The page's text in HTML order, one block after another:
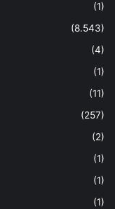
(1)
(8.543)
(4)
(1)
(11)
(257)
(2)
(1)
(1)
(1)